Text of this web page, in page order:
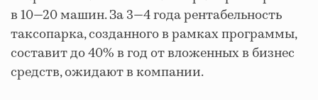
в 10—20 машин. За 3—4 года рентабельность
таксопарка, созданного в рамках программы,
составит до 40% в год от вложенных в бизнес
средств, ожидают в компании.